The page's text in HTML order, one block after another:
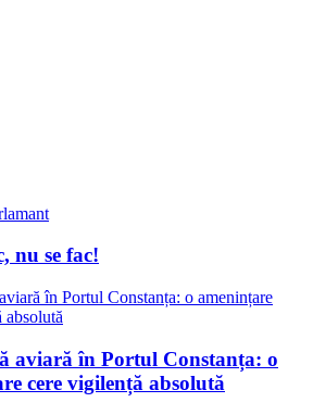
nu se fac!
aviară în Portul Constanța: o
cere vigilență absolută